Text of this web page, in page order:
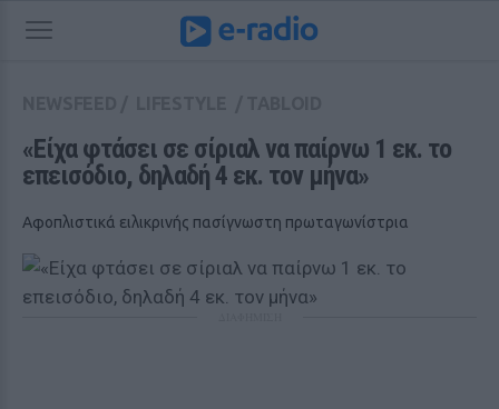
«Είχα φτάσει σε σίριαλ να παίρνω 1 εκ. το
επεισόδιο, δηλαδή 4 εκ. τον μήνα»
Αφοπλιστικά ειλικρινής πασίγνωστη πρωταγωνίστρια